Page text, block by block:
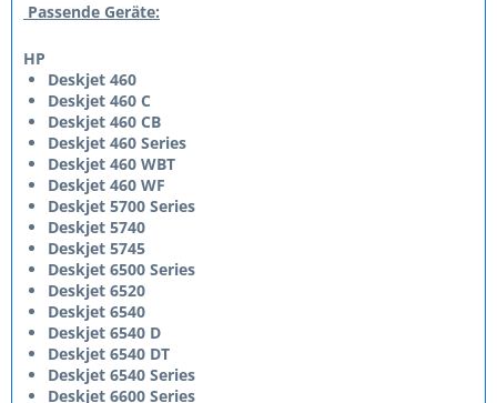
Passende Geräte:
HP
Deskjet 460
Deskjet 460 C
Deskjet 460 CB
Deskjet 460 Series
Deskjet 460 WBT
Deskjet 460 WF
Deskjet 5700 Series
Deskjet 5740
Deskjet 5745
Deskjet 6500 Series
Deskjet 6520
Deskjet 6540
Deskjet 6540 D
Deskjet 6540 DT
Deskjet 6540 Series
Deskjet 6600 Series